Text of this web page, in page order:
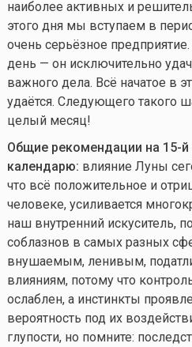
наиболее активных и
этого дня мы вступаем в
очень серьёзное предприятие.
день — он исключительно
важного дела. Всё начатое в
удаётся. Следующего такого
целый месяц!
Общие рекомендации на 15-й
календарю: влияние Луны
что всё положительное и
человеке, усиливается
наш внутренний искуситель,
соблазнов в самых разных
внушаемым, ленивым,
влияниям, потому что
ослаблен, а инстинкты
вероятность под их
глупости, но помните: